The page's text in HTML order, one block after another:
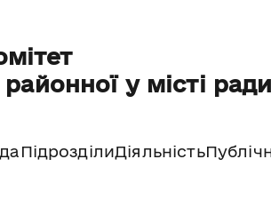
у місті ради
ПідрозділиДіяльність